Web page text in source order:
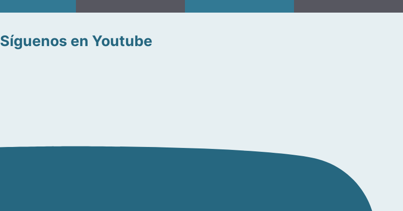
Síguenos en Youtube